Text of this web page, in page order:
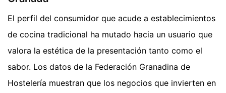
El perfil del consumidor que acude a establecimientos
de cocina tradicional ha mutado hacia un usuario que
valora la estética de la presentación tanto como el
sabor. Los datos de la Federación Granadina de
Hostelería muestran que los negocios que invierten en